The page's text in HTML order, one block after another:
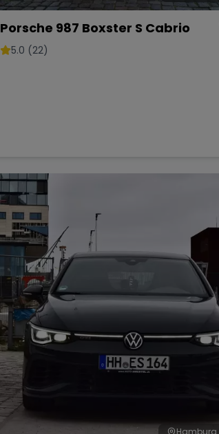
Porsche 987 Boxster S Cabrio
5.0 (22)
Hamburg